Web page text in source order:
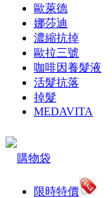
歐萊德
娜莎迪
濃縮抗掉
歐拉三號
咖啡因養髮液
活髮抗落
掉髮
MEDAVITA
購物袋
限時特價